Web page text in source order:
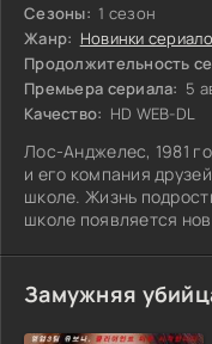
Сезоны: 1 сезон
Жанр: Новинки
Продолжительность
Премьера сериала: 5
Качество: HD WEB-DL
Лос-Анджелес, 1981
и его компания
школе. Жизнь
школе появляется
Замужняя